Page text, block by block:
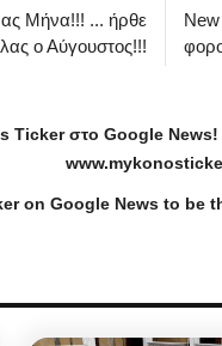
Μήνα!!! ... ήρθε
ο Αύγουστος!!!
New
Tickerστο Google News!
www.
on Google Newsto be